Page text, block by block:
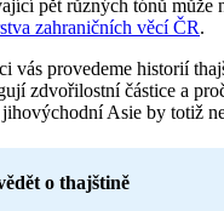
pět různých tónů může
zahraničních věcí ČR.
vás provedeme historií
zdvořilostní částice a
jihovýchodní Asie by totiž
o thajštině